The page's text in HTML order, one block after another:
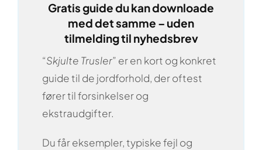
Gratis guide du kan downloade
med det samme – uden
tilmelding til nyhedsbrev
“Skjulte Trusler” er en kort og konkret
guide til de jordforhold, der oftest
fører til forsinkelser og
ekstraudgifter.
Du får eksempler, typiske fejl og